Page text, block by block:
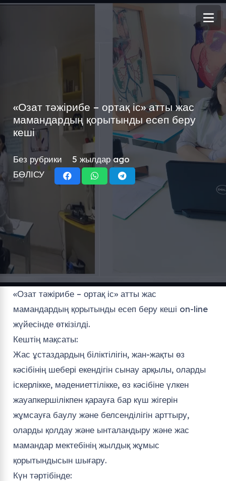
«Озат тәжірибе – ортақ іс» атты жас
мамандардың қорытынды есеп беру
кеші
Без рубрики
5 жылдар ago
БӨЛІСУ
«Озат тәжірибе – ортақ іс» атты жас
мамандардың қорытынды есеп беру кеші on-line
жүйесінде өткізілді.
Кештің мақсаты:
Жас ұстаздардың біліктілігін, жан-жақты өз
кәсібінің шебері екендігін сынау арқылы, оларды
іскерлікке, мәдениеттілікке, өз кәсібіне үлкен
жауапкершілікпен қарауға бар күш жігерін
жұмсауға баулу және белсенділігін арттыру,
оларды қолдау және ынталандыру және жас
мамандар мектебінің жылдық жұмыс
қорытындысын шығару.
Күн тәртібінде: